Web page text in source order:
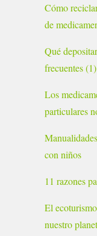
Cómo
de
Qué
frecuentes (1)
Los
particulares
con niños
11 razones
El
nuestro